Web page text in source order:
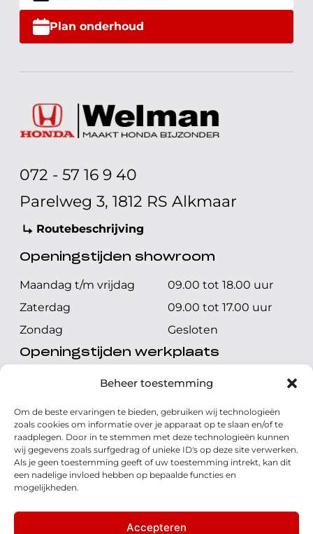
Beheer toestemming
Om de beste ervaringen te bieden, gebruiken wij technologieën
zoals cookies om informatie over je apparaat op te slaan en/of te
raadplegen. Door in te stemmen met deze technologieën kunnen
wij gegevens zoals surfgedrag of unieke ID's op deze site verwerken.
Als je geen toestemming geeft of uw toestemming intrekt, kan dit
een nadelige invloed hebben op bepaalde functies en
mogelijkheden.
Accepteren
Plan onderhoud
072 - 57 16 9 40
Parelweg 3, 1812 RS Alkmaar
Routebeschrijving
Openingstijden showroom
Maandag t/m vrijdag
09.00 tot 18.00 uur
Zaterdag
09.00 tot 17.00 uur
Zondag
Gesloten
Openingstijden werkplaats
Maandag t/m vrijdag
08.00 tot 17.00 uur
Zondag
Gesloten
Volg ons